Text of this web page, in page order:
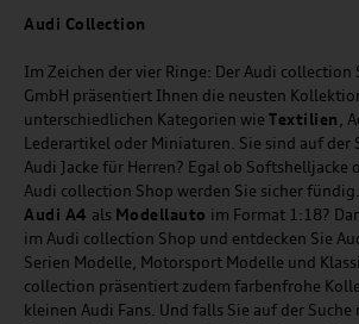
Audi Collection
Im Zeichen der vier Ringe: Der Audi collection
GmbH präsentiert Ihnen die neusten
unterschiedlichen Kategorien wie Textilien ,
Lederartikel oder Miniaturen. Sie sind auf der
Audi Jacke für Herren? Egal ob Softshelljacke
Audi collection Shop werden Sie sicher
Audi A4 als Modellauto im Format 1:18?
im Audi collection Shop und entdecken Sie
Serien Modelle, Motorsport Modelle und
collection präsentiert zudem farbenfrohe
kleinen Audi Fans. Und falls Sie auf der Suche